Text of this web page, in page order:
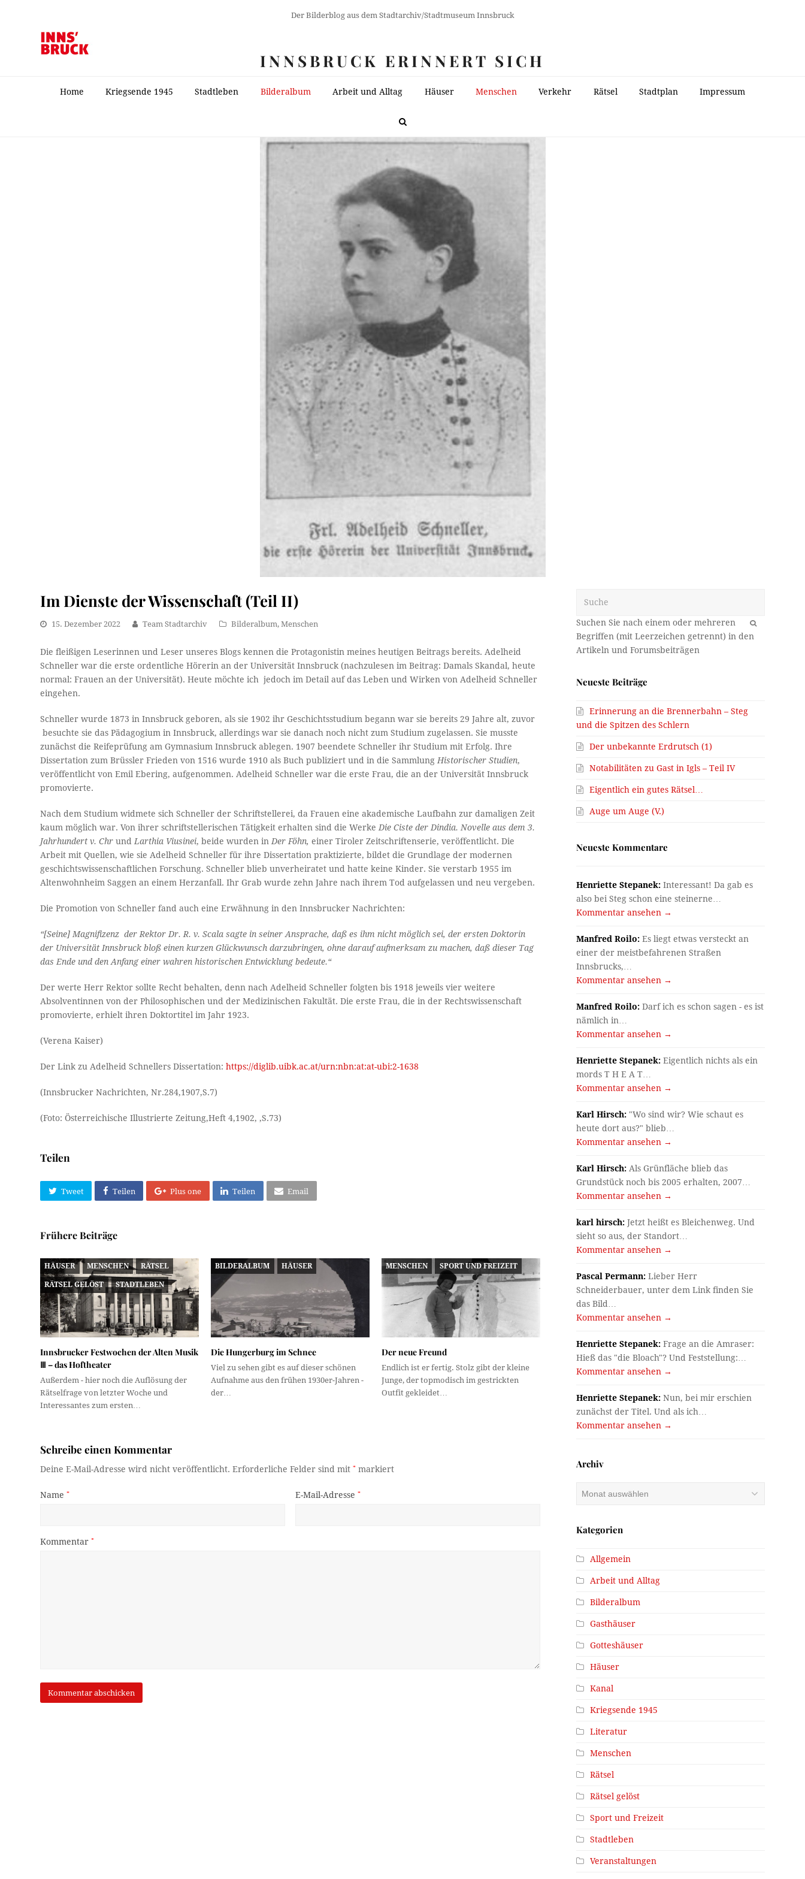
Der Bilderblog aus dem Stadtarchiv/Stadtmuseum Innsbruck
INNSBRUCK ERINNERT SICH
Home Kriegsende 1945 Stadtleben Bilderalbum Arbeit und Alltag Häuser Menschen Verkehr Rätsel Stadtplan Impressum
Im Dienste der Wissenschaft (Teil II)
15. Dezember 2022 Team Stadtarchiv Bilderalbum,Menschen
Die fleißigen Leserinnen und Leser unseres Blogs kennen die Protagonistin meines heutigen Beitrags bereits. Adelheid
Schneller war die erste ordentliche Hörerin an der Universität Innsbruck (nachzulesen im Beitrag: Damals Skandal, heute
normal: Frauen an der Universität). Heute möchte ich jedoch im Detail auf das Leben und Wirken von Adelheid Schneller
eingehen.
Schneller wurde 1873 in Innsbruck geboren, als sie 1902 ihr Geschichtsstudium begann war sie bereits 29 Jahre alt, zuvor
besuchte sie das Pädagogium in Innsbruck, allerdings war sie danach noch nicht zum Studium zugelassen. Sie musste
zunächst die Reifeprüfung am Gymnasium Innsbruck ablegen. 1907 beendete Schneller ihr Studium mit Erfolg. Ihre
Dissertation zum Brüssler Frieden von 1516 wurde 1910 als Buch publiziert und in die Sammlung Historischer Studien,
veröffentlicht von Emil Ebering, aufgenommen. Adelheid Schneller war die erste Frau, die an der Universität Innsbruck
promovierte.
Nach dem Studium widmete sich Schneller der Schriftstellerei, da Frauen eine akademische Laufbahn zur damaligen Zeit
kaum möglich war. Von ihrer schriftstellerischen Tätigkeit erhalten sind die Werke Die Ciste der Dindia. Novelle aus dem 3.
Jahrhundert v. Chr und Larthia Viusinei, beide wurden in Der Föhn,einer Tiroler Zeitschriftenserie, veröffentlicht. Die
Arbeit mit Quellen, wie sie Adelheid Schneller für ihre Dissertation praktizierte, bildet die Grundlage der modernen
geschichtswissenschaftlichen Forschung. Schneller blieb unverheiratet und hatte keine Kinder. Sie verstarb 1955 im
Altenwohnheim Saggen an einem Herzanfall. Ihr Grab wurde zehn Jahre nach ihrem Tod aufgelassen und neu vergeben.
Die Promotion von Schneller fand auch eine Erwähnung in den Innsbrucker Nachrichten:
“[Seine] Magnifizenz der Rektor Dr. R. v. Scala sagte in seiner Ansprache, daß es ihm nicht möglich sei, der ersten Doktorin
der Universität Innsbruck bloß einen kurzen Glückwunsch darzubringen, ohne darauf aufmerksam zu machen, daß dieser Tag
das Ende und den Anfang einer wahren historischen Entwicklung bedeute.“
Der werte Herr Rektor sollte Recht behalten, denn nach Adelheid Schneller folgten bis 1918 jeweils vier weitere
Absolventinnen von der Philosophischen und der Medizinischen Fakultät. Die erste Frau, die in der Rechtswissenschaft
promovierte, erhielt ihren Doktortitel im Jahr 1923.
(Verena Kaiser)
Der Link zu Adelheid Schnellers Dissertation:https://diglib.uibk.ac.at/urn:nbn:at:at-ubi:2-1638
(Innsbrucker Nachrichten, Nr.284,1907,S.7)
(Foto: Österreichische Illustrierte Zeitung,Heft 4,1902, ,S.73)
Teilen
Tweet Teilen Plus one Teilen Email
Frühere Beiträge
HÄUSER MENSCHEN RÄTSEL
RÄTSEL GELÖST STADTLEBEN
Innsbrucker Festwochen der Alten Musik
Ⅲ – das Hoftheater
Außerdem - hier noch die Auflösung der
Rätselfrage von letzter Woche und
Interessantes zum ersten…
BILDERALBUM HÄUSER
Die Hungerburg im Schnee
Viel zu sehen gibt es auf dieser schönen
Aufnahme aus den frühen 1930er-Jahren -
der…
MENSCHEN SPORT UND FREIZEIT
Der neue Freund
Endlich ist er fertig. Stolz gibt der kleine
Junge, der topmodisch im gestrickten
Outfit gekleidet…
Schreibe einen Kommentar
Deine E-Mail-Adresse wird nicht veröffentlicht. Erforderliche Felder sind mit* markiert
Name* E-Mail-Adresse *
Kommentar*
OK
Neueste Beiträge
Erinnerung an die Brennerbahn – Steg
und die Spitzen des Schlern
Der unbekannte Erdrutsch (1)
Notabilitäten zu Gast in Igls – Teil IV
Eigentlich ein gutes Rätsel…
Auge um Auge (V.)
Neueste Kommentare
Henriette Stepanek: Interessant! Da gab es
also bei Steg schon eine steinerne…
Kommentar ansehen →
Manfred Roilo: Es liegt etwas versteckt an
einer der meistbefahrenen Straßen
Innsbrucks,…
Kommentar ansehen →
Manfred Roilo: Darf ich es schon sagen - es ist
nämlich in…
Kommentar ansehen →
Henriette Stepanek: Eigentlich nichts als ein
mords T H E A T…
Kommentar ansehen →
Karl Hirsch: "Wo sind wir? Wie schaut es
heute dort aus?" blieb…
Kommentar ansehen →
Karl Hirsch: Als Grünfläche blieb das
Grundstück noch bis 2005 erhalten, 2007…
Kommentar ansehen →
karl hirsch: Jetzt heißt es Bleichenweg. Und
sieht so aus, der Standort…
Kommentar ansehen →
Pascal Permann: Lieber Herr
Schneiderbauer, unter dem Link finden Sie
das Bild…
Kommentar ansehen →
Henriette Stepanek: Frage an die Amraser:
Hieß das "die Bloach"? Und Feststellung:…
Kommentar ansehen →
Henriette Stepanek: Nun, bei mir erschien
zunächst der Titel. Und als ich…
Kommentar ansehen →
Archiv
Kategorien
Allgemein
Arbeit und Alltag
Bilderalbum
Gasthäuser
Gotteshäuser
Häuser
Kanal
Kriegsende 1945
Literatur
Menschen
Rätsel
Rätsel gelöst
Sport und Freizeit
Stadtleben
Veranstaltungen